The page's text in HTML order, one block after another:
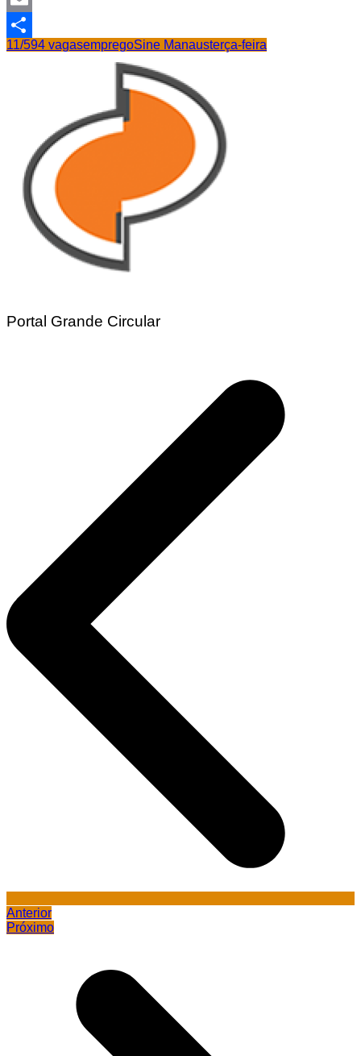
Email
Share
11/594 vagasempregoSine Manausterça-feira
Portal Grande Circular
Anterior
Próximo